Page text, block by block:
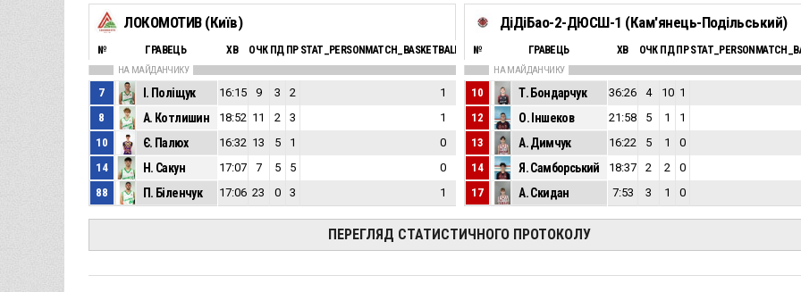
ЛОКОМОТИВ (Київ)
№ ГРАВЕЦЬ ХВ ОЧК ПД ПР STAT_PERSONMATCH_BASKETBALL_SFOULSPERSONAL_ABBREV
НА МАЙДАНЧИКУ
7 І. Поліщук 16:15 9 3 2 1
8
А. Котлишин 18:52 11 2 3 1
10
Є. Палюх 16:32 13 5 1 0
14
Н. Сакун 17:07 7 5 5 0
17
88
П. Біленчук 17:06 23 0 3 1
ДіДіБао-2-ДЮСШ-1 (Кам'янець-Подільський)
№ ГРАВЕЦЬ ХВ ОЧК ПД ПР
НА МАЙДАНЧИКУ
10 Т. Бондарчук 36:26 4 10 1
12
О. Іншеков 21:58 5 1 1
13
А. Димчук 16:22 5 1 0
14
Я. Самборський 18:37 2 2 0
17
А. Скидан 7:53 3 1 0
ПЕРЕГЛЯД СТАТИСТИЧНОГО ПРОТОКОЛУ